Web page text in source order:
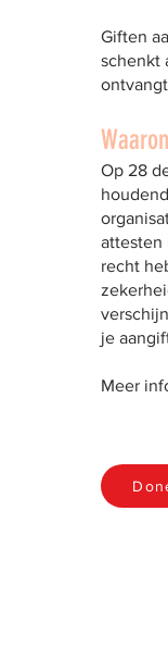
Giften
schenkt
Op 28
attesten
recht
je
Meer